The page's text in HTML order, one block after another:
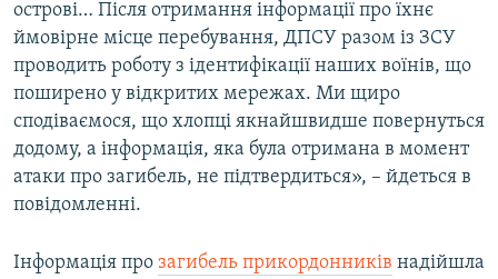
Усі сайти RFE/RL
острові… Після отримання інформації про їхнє
ймовірне місце перебування, ДПСУ разом із ЗСУ
проводить роботу з ідентифікації наших воїнів, що
поширено у відкритих мережах. Ми щиро
сподіваємося, що хлопці якнайшвидше повернуться
додому, а інформація, яка була отримана в момент
атаки про загибель, не підтвердиться», – йдеться в
повідомленні.
Інформація про загибель прикордонників надійшла